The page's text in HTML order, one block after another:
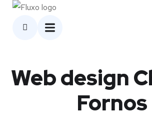
Web design
Fornos